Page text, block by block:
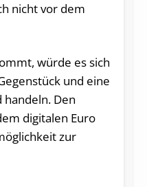
nicht vor dem
würde es sich
und eine
handeln. Den
digitalen Euro
zur